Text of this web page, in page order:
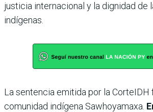
justicia internacional y la dignidad de
indígenas.
La sentencia emitida por la CorteIDH
comunidad indígena Sawhoyamaxa.